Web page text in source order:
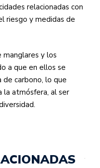
relacionadas con
riesgo y medidas de
manglares y los
a que en ellos se
carbono, lo que
la atmósfera, al ser